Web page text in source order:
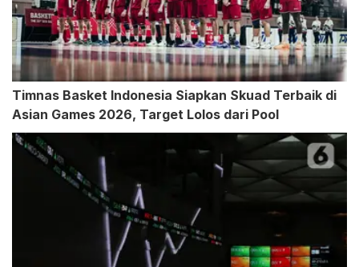
Timnas Basket Indonesia Siapkan Skuad Terbaik di
Asian Games 2026, Target Lolos dari Pool